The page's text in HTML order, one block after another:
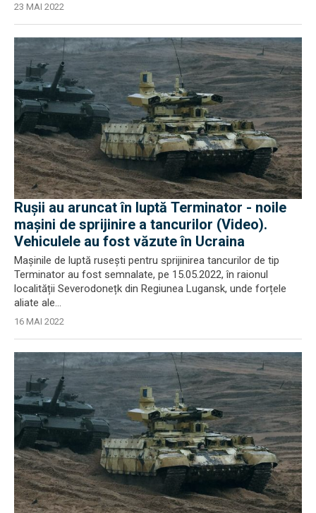
23 MAI 2022
Rușii au aruncat în luptă Terminator - noile
mașini de sprijinire a tancurilor (Video).
Vehiculele au fost văzute în Ucraina
Mașinile de luptă rusești pentru sprijinirea tancurilor de tip
Terminator au fost semnalate, pe 15.05.2022, în raionul
localității Severodonețk din Regiunea Lugansk, unde forțele
aliate ale...
16 MAI 2022